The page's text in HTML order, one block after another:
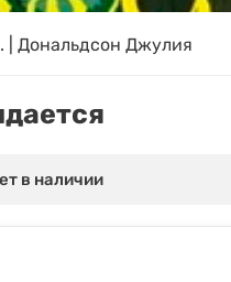
| Дональдсон Джулия
в наличии